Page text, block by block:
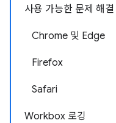
사용 가능한 문제 해
Chrome 및 Edge
Firefox
Safari
Workbox 로깅